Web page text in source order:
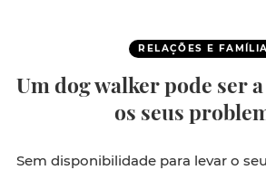
RELAÇÕES E FAMÍLIA
Um dog walker pode ser
os seus
Sem disponibilidade para levar o